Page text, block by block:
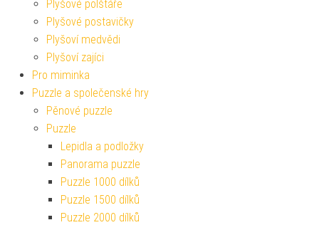
Plyšové polštáře
Plyšové postavičky
Plyšoví medvědi
Plyšoví zajíci
Pro miminka
Puzzle a společenské hry
Pěnové puzzle
Puzzle
Lepidla a podložky
Panorama puzzle
Puzzle 1000 dílků
Puzzle 1500 dílků
Puzzle 2000 dílků